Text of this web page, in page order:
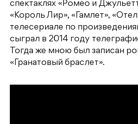
спектаклях «Ромео и
«Король Лир», «Гамлет»,
телесериале по
сыграл в 2014 году
Тогда же мною был записан
«Гранатовый браслет».